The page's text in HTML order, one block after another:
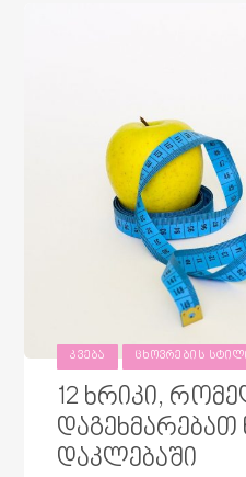
ᲙᲕᲔᲑᲐ ᲪᲮᲝᲕᲠᲔᲑᲘᲡ
12 ხრიკი,
დაგეხმარებათ
დაკლებაში